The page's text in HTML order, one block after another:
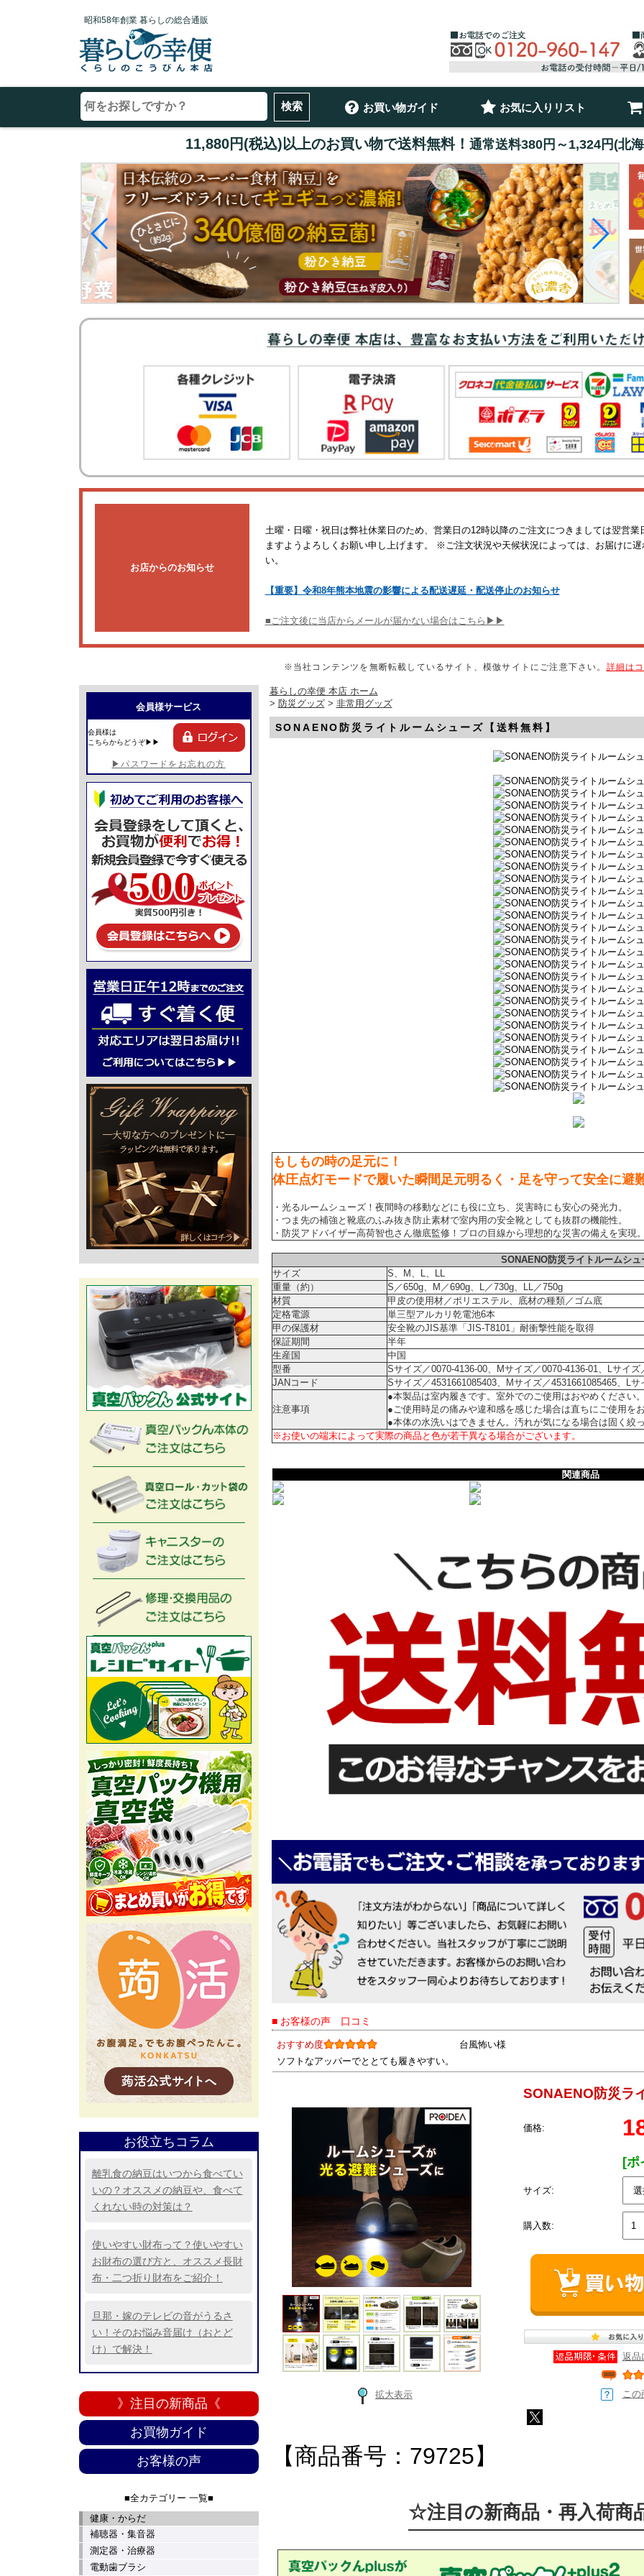
昭和58年創業 暮らしの総合通販
お買い物ガイド お気に入りリスト
11,880円(税込)以上のお買い物で送料無料！ 通常送料380円～1,324円(北
お店からのお知らせ
土曜・日曜・祝日は弊社休業日のため、営業日の12時以降のご注文につきましては翌営
ますようよろしくお願い申し上げます。 ※ご注文状況や天候状況によっては、お届けに
い。
【重要】令和8年熊本地震の影響による配送遅延・配送停止のお知らせ
■ご注文後に当店からメールが届かない場合はこちら▶▶
※当社コンテンツを無断転載しているサイト、模倣サイトにご注意下さい。 詳細は
会員様サービス
会員様は
こちらからどうぞ▶▶
▶パスワードをお忘れの方
お役立ちコラム
離乳食の納豆はいつから食べてい
いの？オススメの納豆や、食べて
くれない時の対策は？
使いやすい財布って？使いやすい
お財布の選び方と、オススメ長財
布・二つ折り財布をご紹介！
旦那・嫁のテレビの音がうるさ
い！そのお悩み音届け（おとど
け）で解決！
》注目の新商品《
お買物ガイド
お客様の声
■全カテゴリー 一覧■
健康・からだ
補聴器・集音器
測定器・治療器
電動歯ブラシ
暮らしの幸便 本店 ホーム
> 防災グッズ> 非常用グッズ
SONAENO防災ライトルームシューズ【送料無料】
もしもの時の足元に！
体圧点灯モードで履いた瞬間足元明るく・足を守って安全に避
・光るルームシューズ！夜間時の移動などにも役に立ち、災害時にも安心の発光力。
・つま先の補強と靴底のふみ抜き防止素材で室内用の安全靴としても抜群の機能性。
・防災アドバイザー高荷智也さん徹底監修！プロの目線から理想的な災害の備えを実現。
SONAENO防災ライトルームシュ
サイズ
S、M、L、LL
重量（約）
S／650g、M／690g、L／730g、LL／750g
材質
甲皮の使用材／ポリエステル、底材の種類／ゴム底
定格電源
単三型アルカリ乾電池6本
甲の保護材
安全靴のJIS基準「JIS-T8101」耐衝撃性能を取得
保証期間
半年
生産国
中国
型番
Sサイズ／0070-4136-00、Mサイズ／0070-4136-01、Lサイ
JANコード
Sサイズ／4531661085403、Mサイズ／4531661085465、L
注意事項
●本製品は室内履きです。室外でのご使用はおやめください
●ご使用時足の痛みや違和感を感じた場合は直ちにご使用をお
●本体の水洗いはできません。汚れが気になる場合は固く絞
※お使いの端末によって実際の商品と色が若干異なる場合がございます。
関連商品
■ お客様の声 口コミ
おすすめ度 台風怖い様
ソフトなアッパーでととても履きやすい。
拡大表示
SONAENO防災ラ
価格:
[ポ
サイズ:
購入数:
返品
こ
【商品番号：79725】
☆注目の新商品・再入荷